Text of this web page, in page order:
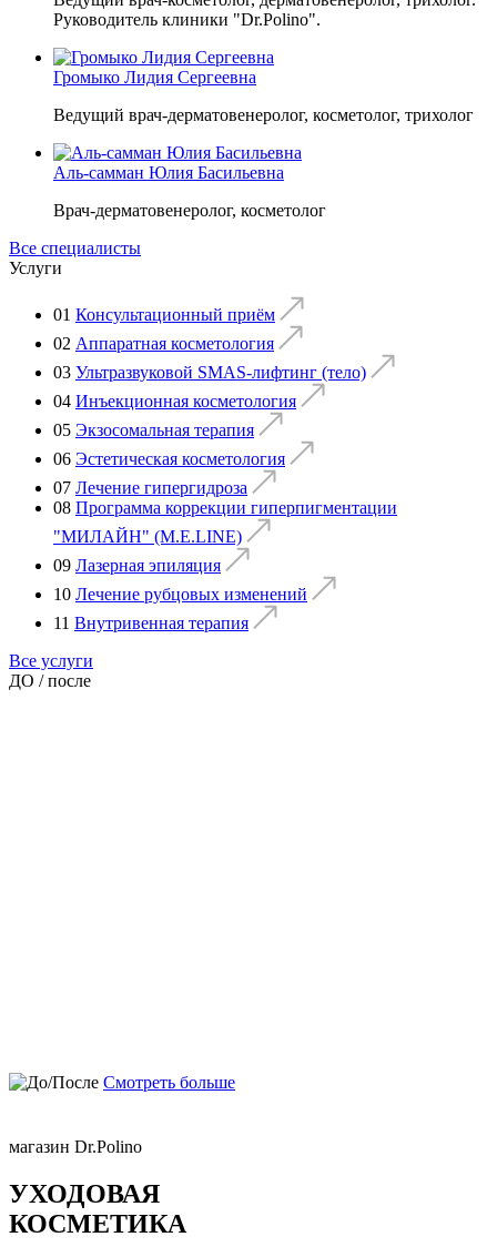
Руководитель клиники "Dr.Polino".
Громыко Лидия Сергеевна
Ведущий врач-дерматовенеролог, косметолог, трихолог
Аль-самман Юлия Басильевна
Врач-дерматовенеролог, косметолог
Все специалисты
Услуги
01 Консультационный приём
02 Аппаратная косметология
03 Ультразвуковой SMAS-лифтинг (тело)
04 Инъекционная косметология
05 Экзосомальная терапия
06 Эстетическая косметология
07 Лечение гипергидроза
08 Программа коррекции гиперпигментации
"МИЛАЙН" (M.E.LINE)
09 Лазерная эпиляция
10 Лечение рубцовых изменений
11 Внутривенная терапия
Все услуги
ДО / после
Смотреть больше
магазин Dr.Polino
УХОДОВАЯ
КОСМЕТИКА